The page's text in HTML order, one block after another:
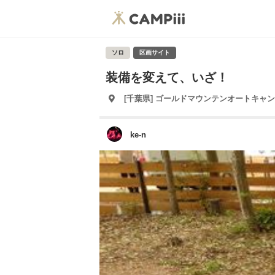
ソロ 区画サイト
装備を変えて、いざ！
[千葉県] ゴールドマウンテンオートキャ
ke-n